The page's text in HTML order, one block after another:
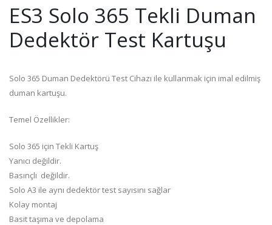
ES3 Solo 365 Tekli Duman
Dedektör Test Kartuşu
Solo 365 Duman Dedektörü Test Cihazı ile kullanmak için imal edilmiş
duman kartuşu.
Temel Özellikler:
Solo 365 için Tekli Kartuş
Yanıcı değildir.
Basınçlı değildir.
Solo A3 ile aynı dedektör test sayısını sağlar
Kolay montaj
Basit taşıma ve depolama